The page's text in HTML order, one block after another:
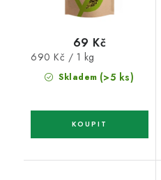
Skladem (>5 ks)
69 Kč
Měrná
cena:
690 Kč / 1 kg